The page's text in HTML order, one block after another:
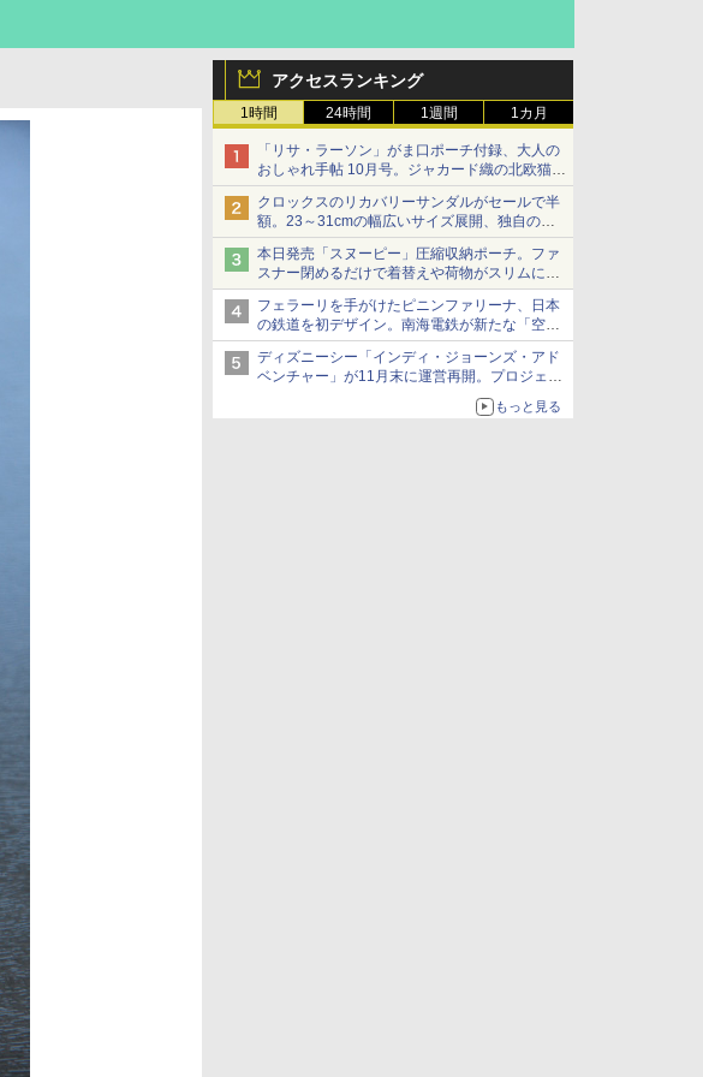
アクセスランキング
1時間 24時間 1週間 1カ月
「リサ・ラーソン」がま口ポーチ付録、大人の
おしゃれ手帖 10月号。ジャカード織の北欧猫デ
ザイン
クロックスのリカバリーサンダルがセールで半
額。23～31cmの幅広いサイズ展開、独自のク
ッション素材を採用
本日発売「スヌーピー」圧縮収納ポーチ。ファ
スナー閉めるだけで着替えや荷物がスリムにま
とまる
フェラーリを手がけたピニンファリーナ、日本
の鉄道を初デザイン。南海電鉄が新たな「空港
特急」をなにわ筋線へ導入
ディズニーシー「インディ・ジョーンズ・アド
ベンチャー」が11月末に運営再開。プロジェク
ションマッピングを追加、DPAは1500円
もっと見る